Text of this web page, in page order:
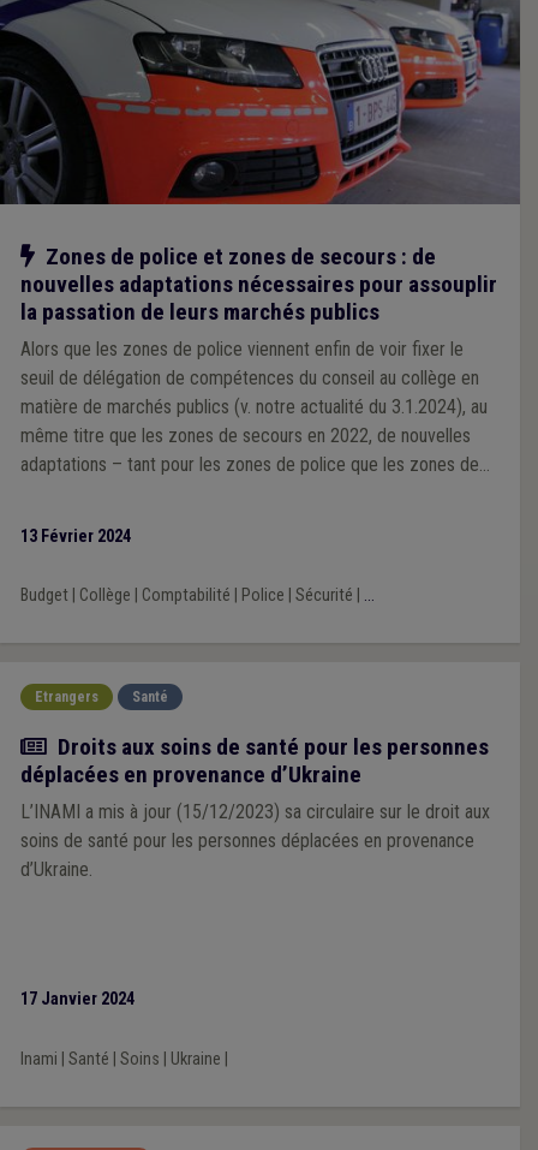
Notre action
Zones de police et zones de secours : de
nouvelles adaptations nécessaires pour assouplir
la passation de leurs marchés publics
Alors que les zones de police viennent enfin de voir fixer le
seuil de délégation de compétences du conseil au collège en
matière de marchés publics (v. notre actualité du 3.1.2024), au
même titre que les zones de secours en 2022, de nouvelles
adaptations – tant pour les zones de police que les zones de
13 Février 2024
Budget| Collège Comptabilité Police Sécurité ...
Etrangers Santé
Actualité
Droits aux soins de santé pour les personnes
déplacées en provenance d’Ukraine
L’INAMI a mis à jour (15/12/2023) sa circulaire sur le droit aux
soins de santé pour les personnes déplacées en provenance
d’Ukraine.
17 Janvier 2024
Inami Santé Soins Ukraine